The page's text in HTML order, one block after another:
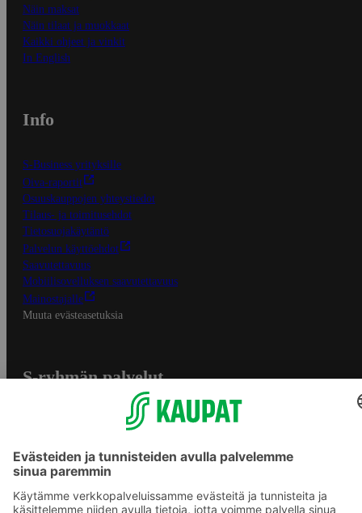
Näin maksat
Näin tilaat ja muokkaat
Kaikki ohjeet ja vinkit
In English
Info
S-Business yrityksille
Oiva-raportit
Osuuskauppojen yhteystiedot
Tilaus- ja toimitusehdot
Tietosuojakäytäntö
Palvelun käyttöehdot
Saavutettavuus
Mobiilisovelluksen saavutettavuus
Mainostajalle
Muuta evästeasetuksia
S-ryhmän palvelut
Yhteishyvä Ruoka -sovellus
S-ostoslista -sovellus
Prisma.fi